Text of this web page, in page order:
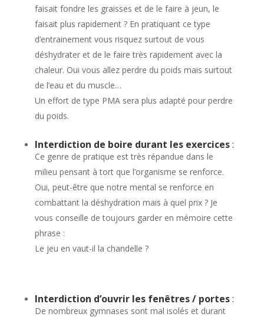
faisait fondre les graisses et de le faire à jeun, le
faisait plus rapidement ? En pratiquant ce type
d’entrainement vous risquez surtout de vous
déshydrater et de le faire très rapidement avec la
chaleur. Oui vous allez perdre du poids mais surtout
de l’eau et du muscle…
Un effort de type PMA sera plus adapté pour perdre
du poids.
Interdiction de boire durant les exercices:
Ce genre de pratique est très répandue dans le
milieu pensant à tort que l’organisme se renforce.
Oui, peut-être que notre mental se renforce en
combattant la déshydration mais à quel prix ? Je
vous conseille de toujours garder en mémoire cette
phrase :
Le jeu en vaut-il la chandelle ?
Interdiction d’ouvrir les fenêtres / portes:
De nombreux gymnases sont mal isolés et durant